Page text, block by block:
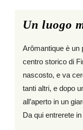
Un luogo
Arômantique è un
centro storico di
nascosto, e va
tanti altri, e dopo
all’aperto in un
Da qui entrerete